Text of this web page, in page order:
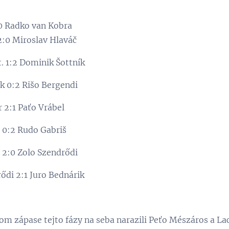
Radko van Kobra
Miroslav Hlaváč
1:2 Dominik Šottník
0:2 Rišo Bergendi
2:1 Paťo Vrábel
Rudo Gabriš
Zolo Szendrődi
2:1 Juro Bednárik
zápase tejto fázy na seba narazili Peťo Mészáros a